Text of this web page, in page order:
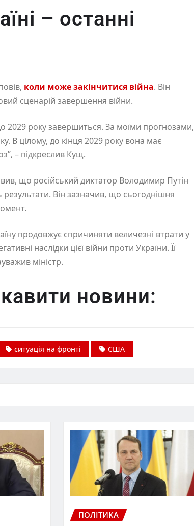
– останні
коли може закінчитися війна. Він
сценарій завершення війни.
року завершиться. За моїми прогнозами,
В цілому, до кінця 2029 року вона має
– підкреслив Кущ.
що російський диктатор Володимир Путін
Він зазначив, що сьогоднішня
продовжує спричиняти величезні втрати у
наслідки цієї війни проти України. Її
міністр.
новини:
ситуація на фронті США
ПОЛІТИКА